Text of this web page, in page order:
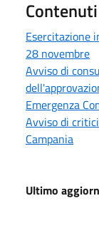
Esercitazione
28 novembre
Avviso di
Emergenza
Avviso di
Campania
Ultimo